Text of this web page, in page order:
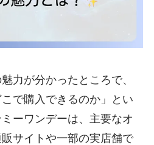
力が分かったところで、
で購入できるのか」とい
ーワンデーは、主要なオ
サイトや一部の実店舗で